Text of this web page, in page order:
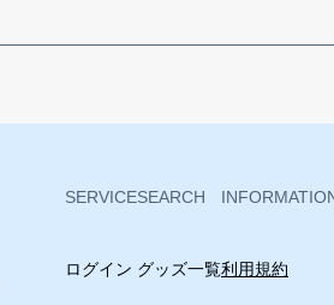
SERVICE
ログイン
SEARCH
グッズ一覧利用規約